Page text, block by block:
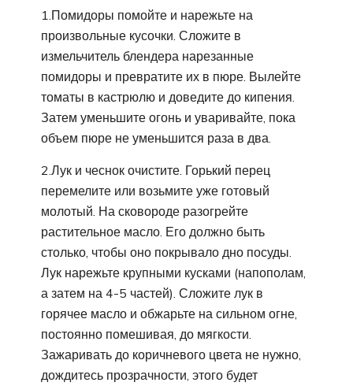
1.Помидоры помойте и нарежьте на
произвольные кусочки. Сложите в
измельчитель блендера нарезанные
помидоры и превратите их в пюре. Вылейте
томаты в кастрюлю и доведите до кипения.
Затем уменьшите огонь и уваривайте, пока
объем пюре не уменьшится раза в два.
2.Лук и чеснок очистите. Горький перец
перемелите или возьмите уже готовый
молотый. На сковороде разогрейте
растительное масло. Его должно быть
столько, чтобы оно покрывало дно посуды.
Лук нарежьте крупными кусками (напополам,
а затем на 4-5 частей). Сложите лук в
горячее масло и обжарьте на сильном огне,
постоянно помешивая, до мягкости.
Зажаривать до коричневого цвета не нужно,
дождитесь прозрачности, этого будет